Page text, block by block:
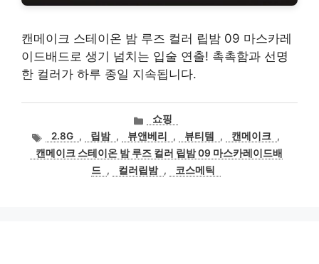
캔메이크 스테이온 밤 루즈 컬러 립밤 09 마스카레
이드배드로 생기 넘치는 입술 연출! 촉촉함과 선명
한 컬러가 하루 종일 지속됩니다.
카
테
고
리
쇼핑
태
그
2.8G , 립밤 , 뷰앤베리 , 뷰티템 , 캔메이크 ,
캔메이크 스테이온 밤 루즈 컬러 립밤 09 마스카레이드배
드 , 컬러립밤 , 코스메틱